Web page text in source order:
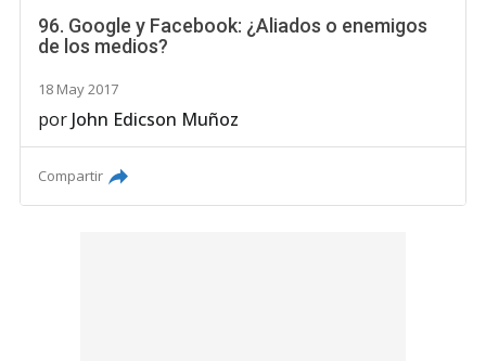
96. Google y Facebook: ¿Aliados o enemigos
de los medios?
18 May 2017
por John Edicson Muñoz
Compartir